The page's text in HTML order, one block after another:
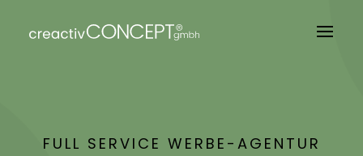
FULL SERVICE WERBE-AGENTUR